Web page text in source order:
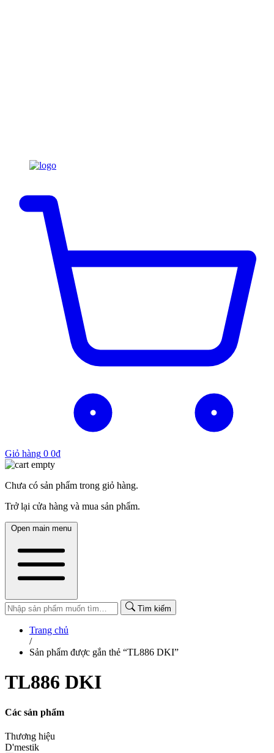
Giỏ hàng 0 0₫
Chưa có sản phẩm trong giỏ hàng.
Trở lại cửa hàng và mua sản phẩm.
Open main menu
Tìm kiếm
Trang chủ
/
Sản phẩm được gắn thẻ “TL886 DKI”
TL886 DKI
Các sản phẩm
Thương hiệu
D'mestik